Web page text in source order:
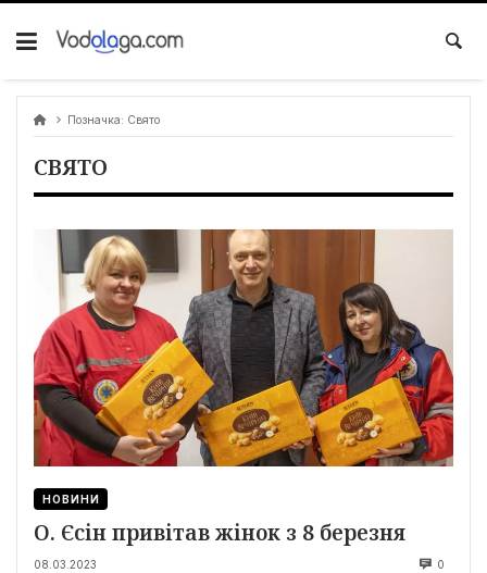
Позначка: Свято
СВЯТО
НОВИНИ
О. Єсін привітав жінок з 8 березня
08.03.2023 0